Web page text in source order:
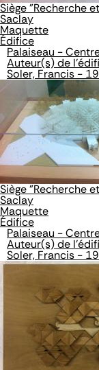
Siège "Recherche
Saclay
Maquette
Édifice
Palaiseau -
Auteur(s) de
Soler, Francis -
Siège "Recherche
Saclay
Maquette
Édifice
Palaiseau -
Auteur(s) de
Soler, Francis -